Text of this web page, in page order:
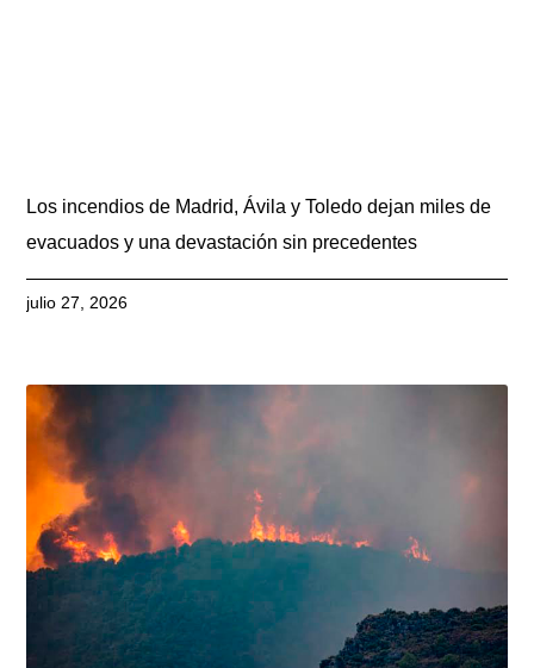
Los incendios de Madrid, Ávila y Toledo dejan miles de
evacuados y una devastación sin precedentes
julio 27, 2026